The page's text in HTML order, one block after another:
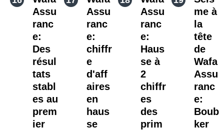
Assu
ranc
e:
Des
résul
tats
stabl
es au
prem
ier
Assu
ranc
e:
chiffr
e
d'aff
aires
en
haus
se
Assu
ranc
e:
Haus
se à
2
chiffr
es
des
prim
me à
la
tête
de
Wafa
Assu
ranc
e:
Boub
ker